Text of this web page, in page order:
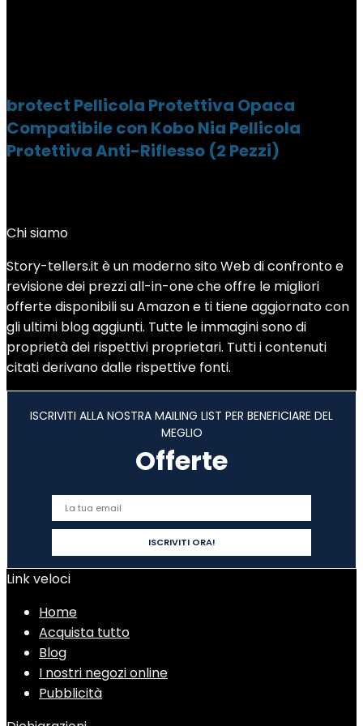
brotect Pellicola Protettiva Opaca
Compatibile con Kobo Nia Pellicola
Protettiva Anti-Riflesso (2 Pezzi)
Chi siamo
Story-tellers.it è un moderno sito Web di confronto e
revisione dei prezzi all-in-one che offre le migliori
offerte disponibili su Amazon e ti tiene aggiornato con
gli ultimi blog aggiunti. Tutte le immagini sono di
proprietà dei rispettivi proprietari. Tutti i contenuti
citati derivano dalle rispettive fonti.
ISCRIVITI ALLA NOSTRA MAILING LIST PER BENEFICIARE DEL
MEGLIO
Offerte
Link veloci
Home
Acquista tutto
Blog
I nostri negozi online
Pubblicità